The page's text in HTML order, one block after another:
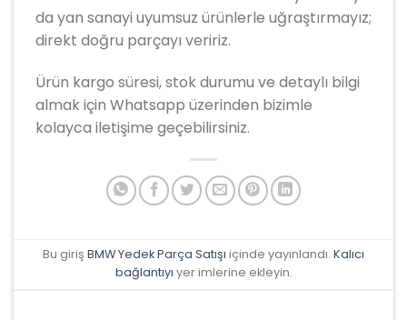
da yan sanayi uyumsuz ürünlerle uğraştırmayız;
direkt doğru parçayı veririz.
Ürün kargo süresi, stok durumu ve detaylı bilgi
almak için Whatsapp üzerinden bizimle
kolayca iletişime geçebilirsiniz.
Bu giriş BMW Yedek Parça Satışı içinde yayınlandı. Kalıcı
bağlantıyı yer imlerine ekleyin.